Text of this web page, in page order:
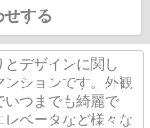
せする
とデザインに関し
ションです。外観
いつまでも綺麗で
ベータなど様々な